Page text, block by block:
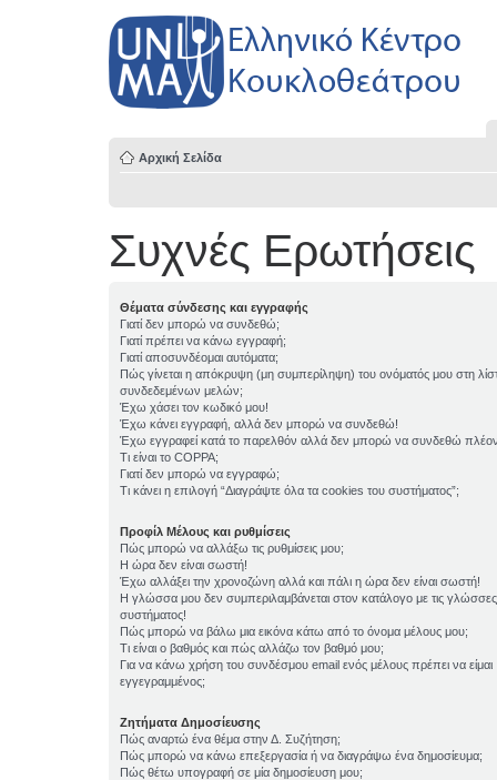
Αρχική Σελίδα
Συχνές Ερωτήσεις
Θέματα σύνδεσης και εγγραφής
Γιατί δεν μπορώ να συνδεθώ;
Γιατί πρέπει να κάνω εγγραφή;
Γιατί αποσυνδέομαι αυτόματα;
Πώς γίνεται η απόκρυψη (μη συμπερίληψη) του ονόματός μου στη
συνδεδεμένων μελών;
Έχω χάσει τον κωδικό μου!
Έχω κάνει εγγραφή, αλλά δεν μπορώ να συνδεθώ!
Έχω εγγραφεί κατά το παρελθόν αλλά δεν μπορώ να συνδεθώ
Τι είναι το COPPA;
Γιατί δεν μπορώ να εγγραφώ;
Τι κάνει η επιλογή “Διαγράψτε όλα τα cookies του συστήματος”;
Προφίλ Μέλους και ρυθμίσεις
Πώς μπορώ να αλλάξω τις ρυθμίσεις μου;
Η ώρα δεν είναι σωστή!
Έχω αλλάξει την χρονοζώνη αλλά και πάλι η ώρα δεν είναι σωστή!
Η γλώσσα μου δεν συμπεριλαμβάνεται στον κατάλογο με τις
συστήματος!
Πώς μπορώ να βάλω μια εικόνα κάτω από το όνομα μέλους μου;
Τι είναι ο βαθμός και πώς αλλάζω τον βαθμό μου;
Για να κάνω χρήση του συνδέσμου email ενός μέλους πρέπει να είμαι
εγγεγραμμένος;
Ζητήματα Δημοσίευσης
Πώς αναρτώ ένα θέμα στην Δ. Συζήτηση;
Πώς μπορώ να κάνω επεξεργασία ή να διαγράψω ένα δημοσίευμα;
Πώς θέτω υπογραφή σε μία δημοσίευση μου;